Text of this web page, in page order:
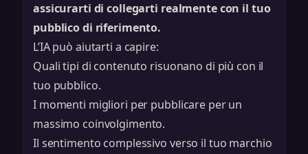
assicurarti di collegarti realmente con il tuo
pubblico di riferimento.
L’IA può aiutarti a capire:
Quali tipi di contenuto risuonano di più con il
tuo pubblico.
I momenti migliori per pubblicare per un
massimo coinvolgimento.
Il sentimento complessivo verso il tuo marchio